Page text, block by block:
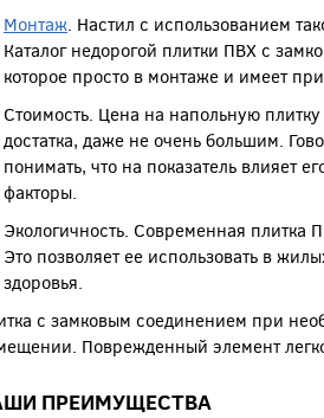
Монтаж. Настил с использованием
Каталог недорогой плитки ПВХ с
которое просто в монтаже и имеет
Стоимость. Цена на напольную
достатка, даже не очень большим.
понимать, что на показатель влияет
факторы.
Экологичность. Современная плитка
Это позволяет ее использовать в
здоровья.
с замковым соединением при
Поврежденный элемент
ПРЕИМУЩЕСТВА